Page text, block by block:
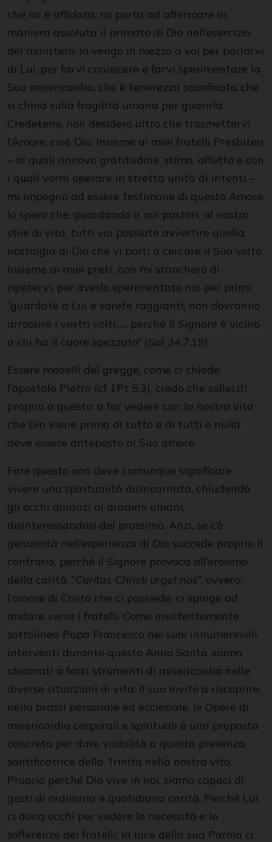
che mi è affidata, mi porta ad affermare in
maniera assoluta il primato di Dio nell’esercizio
del ministero. Io vengo in mezzo a voi per parlarvi
di Lui, per farvi conoscere e farvi sperimentare la
Sua misericordia, che è tenerezza sconfinata che
si china sulla fragilità umana per guarirla.
Credetemi, non desidero altro che trasmettervi
l’Amore, cioè Dio. Insieme ai miei fratelli Presbiteri
– ai quali rinnovo gratitudine, stima, affetto e con
i quali vorrò operare in stretta unità di intenti –
mi impegno ad essere testimone di questo Amore.
Io spero che, guardando a noi pastori, al nostro
stile di vita, tutti voi possiate avvertire quella
nostalgia di Dio che vi porti a cercare il Suo volto.
Insieme ai miei preti, non mi stancherò di
ripetervi, per averlo sperimentato noi per primi:
“guardate a Lui e sarete raggianti, non dovranno
arrossire i vostri volti, … perché il Signore è vicino
a chi ha il cuore spezzato” (Sal 34,7.19).
Essere modelli del gregge, come ci chiede
l’apostolo Pietro (cf 1Pt 5,3), credo che solleciti
proprio a questo: a far vedere con la nostra vita
che Dio viene prima di tutto e di tutti e nulla
deve essere anteposto al Suo amore.
Fare questo non deve comunque significare
vivere una spiritualità disincarnata, chiudendo
gli occhi dinanzi ai drammi umani,
disinteressandosi del prossimo. Anzi, se c’è
genuinità nell’esperienza di Dio succede proprio il
contrario, perché il Signore provoca all’eroismo
della carità: “Caritas Christi urget nos”, ovvero:
l’amore di Cristo che ci possiede, ci spinge ad
andare verso i fratelli. Come insistentemente
sottolinea Papa Francesco nei suoi innumerevoli
interventi durante questo Anno Santo, siamo
chiamati a farci strumenti di misericordia nelle
diverse situazioni di vita. Il suo invito a riscoprire,
nella prassi personale ed ecclesiale, le Opere di
misericordia corporali e spirituali è una proposta
concreta per dare visibilità a questa presenza
santificatrice della Trinità nella nostra vita.
Proprio perché Dio vive in noi, siamo capaci di
gesti di ordinaria e quotidiana carità. Perché Lui
ci dona occhi per vedere le necessità e le
sofferenze dei fratelli; la luce della sua Parola ci